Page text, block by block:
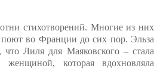
стихотворений. Многие из них
поют во Франции до сих пор. Эльза
что Лиля для Маяковского – стала
которая вдохновляла